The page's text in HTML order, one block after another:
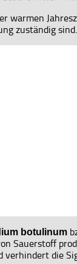
warmen
zuständig sind.
botulinum
Sauerstoff
verhindert die